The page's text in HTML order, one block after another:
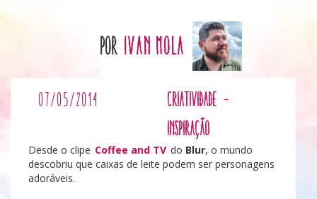
por Ivan Mola
07/05/2014 Criatividade -
Inspiração
Desde o clipe Coffee and TV do Blur, o mundo
descobriu que caixas de leite podem ser personagens
adoráveis.